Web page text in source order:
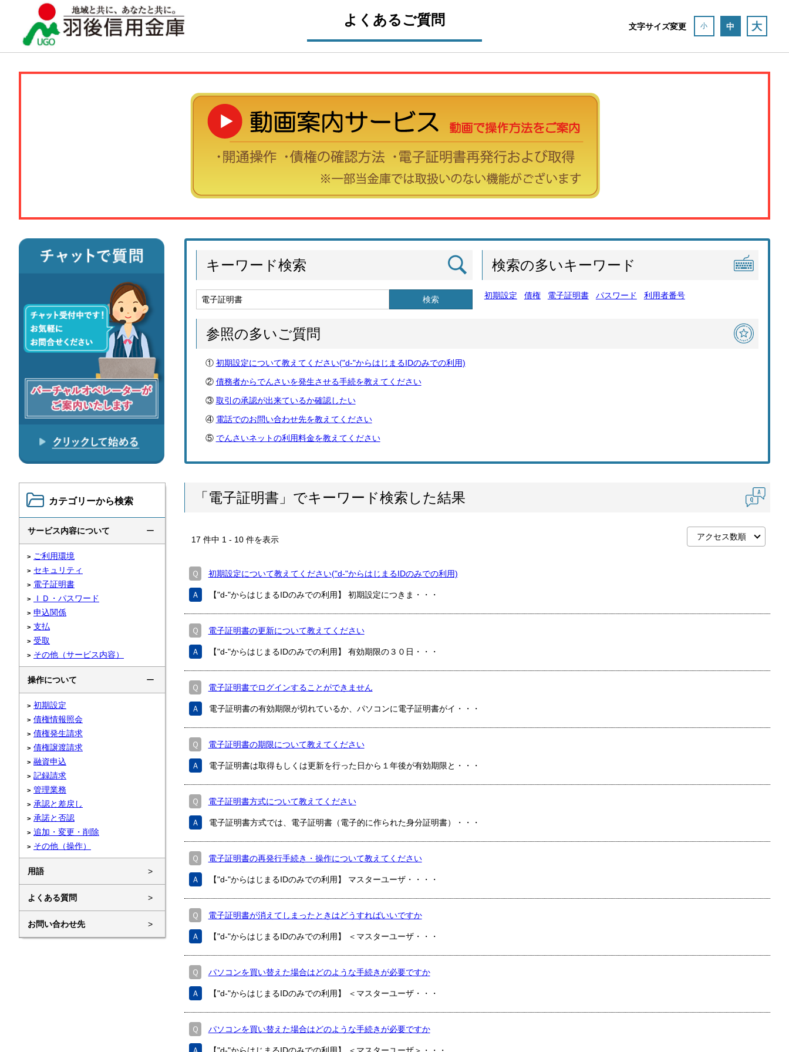
よくあるご質問 文字サイズ変更 小 中 大
キーワード検索
検索
検索の多いキーワード
初期設定 債権 電子証明書 パスワード 利用者番号
参照の多いご質問
初期設定について教えてください("d-"からはじまるIDのみでの利用)
債務者からでんさいを発生させる手続を教えてください
取引の承認が出来ているか確認したい
電話でのお問い合わせ先を教えてください
でんさいネットの利用料金を教えてください
カテゴリーから検索
サービス内容について ー
ご利用環境
セキュリティ
電子証明書
ＩＤ・パスワード
申込関係
支払
受取
その他（サービス内容）
操作について ー
初期設定
債権情報照会
債権発生請求
債権譲渡請求
融資申込
記録請求
管理業務
承認と差戻し
承諾と否認
追加・変更・削除
その他（操作）
用語 >
よくある質問 >
お問い合わせ先 >
「電子証明書」でキーワード検索した結果
17 件中 1 - 10 件を表示
Ｑ 初期設定について教えてください("d-"からはじまるIDのみでの利用)
Ａ 【"d-"からはじまるIDのみでの利用】 初期設定につきま・・・
Ｑ 電子証明書の更新について教えてください
Ａ 【"d-"からはじまるIDのみでの利用】 有効期限の３０日・・・
Ｑ 電子証明書でログインすることができません
Ａ 電子証明書の有効期限が切れているか、パソコンに電子証明書がイ・・・
Ｑ 電子証明書の期限について教えてください
Ａ 電子証明書は取得もしくは更新を行った日から１年後が有効期限と・・・
Ｑ 電子証明書方式について教えてください
Ａ 電子証明書方式では、電子証明書（電子的に作られた身分証明書）・・・
Ｑ 電子証明書の再発行手続き・操作について教えてください
Ａ 【"d-"からはじまるIDのみでの利用】 マスターユーザ・・・・
Ｑ 電子証明書が消えてしまったときはどうすればいいですか
Ａ 【"d-"からはじまるIDのみでの利用】 ＜マスターユーザ・・・
Ｑ パソコンを買い替えた場合はどのような手続きが必要ですか
Ａ 【"d-"からはじまるIDのみでの利用】 ＜マスターユーザ・・・
Ｑ パソコンを買い替えた場合はどのような手続きが必要ですか